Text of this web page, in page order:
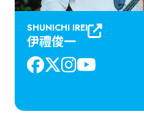
SHUNICHI IREI
伊禮俊一